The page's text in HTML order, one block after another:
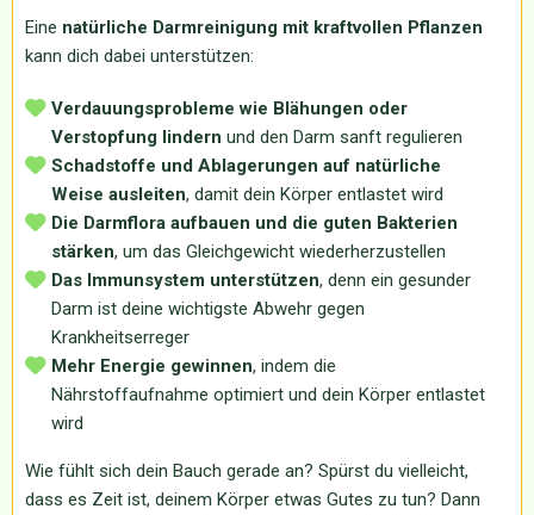
Eine natürliche Darmreinigung mit kraftvollen Pflanzen
kann dich dabei unterstützen:
Verdauungsprobleme wie Blähungen oder
Verstopfung lindern und den Darm sanft regulieren
Schadstoffe und Ablagerungen auf natürliche
Weise ausleiten, damit dein Körper entlastet wird
Die Darmflora aufbauen und die guten Bakterien
stärken, um das Gleichgewicht wiederherzustellen
Das Immunsystem unterstützen, denn ein gesunder
Darm ist deine wichtigste Abwehr gegen
Krankheitserreger
Mehr Energie gewinnen, indem die
Nährstoffaufnahme optimiert und dein Körper entlastet
wird
Wie fühlt sich dein Bauch gerade an? Spürst du vielleicht,
dass es Zeit ist, deinem Körper etwas Gutes zu tun? Dann